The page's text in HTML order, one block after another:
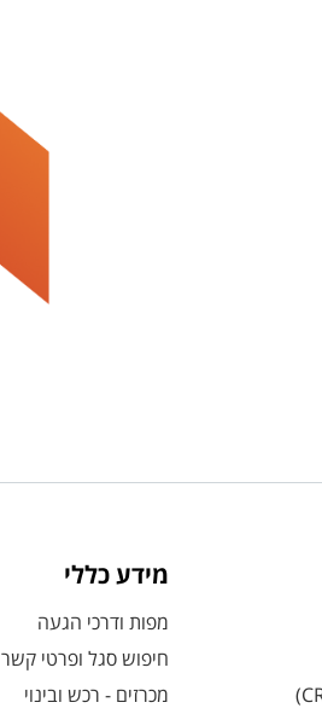
מידע כללי
מפות ודרכי הגעה
חיפוש סגל ופרטי קשר
מכרזים - רכש ובינוי